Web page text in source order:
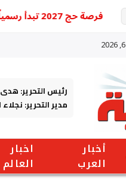
فرصة حج 2027 تبدأ رسمياً ووزارة الداخلية تكشف التفاصيل
رئيس التحرير:
مدير التحرير:
أخبار
العرب
اخبار
العالم